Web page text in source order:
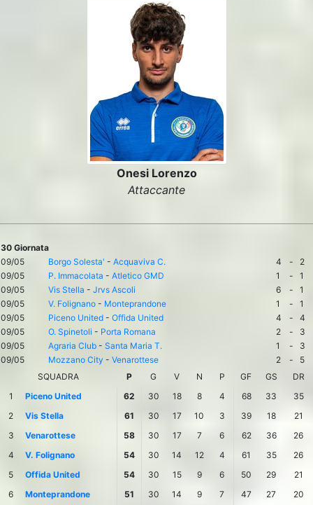
Onesi Lorenzo
Attaccante
30 Giornata
09/05
Borgo Solesta' - Acquaviva C. 4 -
2
09/05
P. Immacolata - Atletico GMD 1 -
1
09/05
Vis Stella - Jrvs Ascoli 6 -
1
09/05
V. Folignano - Monteprandone 1 -
1
09/05
Piceno United - Offida United 4 -
4
09/05
O. Spinetoli - Porta Romana 2 -
3
09/05
Agraria Club - Santa Maria T. 1 -
3
09/05
Mozzano City - Venarottese 2 -
5
SQUADRA
P G V N P GF GS
DR
1
Piceno United 62 30 18 8 4 68 33
35
2
Vis Stella 61 30 17 10 3 39 18
21
3
Venarottese 58 30 17 7 6 62 36
26
4
V. Folignano 54 30 14 12 4 61 35
26
5
Offida United 54 30 15 9 6 50 29
21
6
Monteprandone 51 30 14 9 7 47 27 20